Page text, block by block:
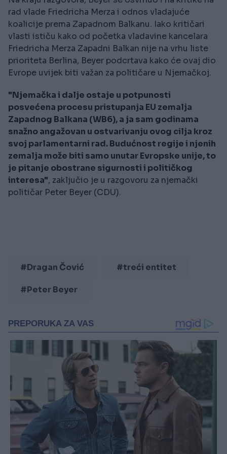
rad vlade Friedricha Merza i odnos vladajuće
koalicije prema Zapadnom Balkanu. Iako kritičari
vlasti ističu kako od početka vladavine kancelara
Friedricha Merza Zapadni Balkan nije na vrhu liste
prioriteta Berlina, Beyer podcrtava kako će ovaj dio
Evrope uvijek biti važan za političare u Njemačkoj.
"Njemačka i dalje ostaje u potpunosti
posvećena procesu pristupanja EU zemalja
Zapadnog Balkana (WB6), a ja sam godinama
snažno angažovan u ostvarivanju ovog cilja kroz
svoj parlamentarni rad. Budućnost regije i njenih
zemalja može biti samo unutar Evropske unije, to
je pitanje obostrane sigurnosti i političkog
interesa", zaključio je u razgovoru za njemački
političar Peter Beyer (CDU).
#Dragan Čović #treći entitet
#Peter Beyer